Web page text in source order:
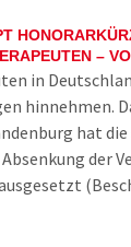
–
in
hinnehmen.
hat
der